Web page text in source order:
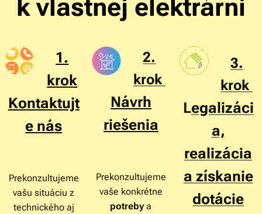
k vlastnej elektrárni
1.
krok
Kontaktujt
e nás
Prekonzultujeme
vašu situáciu z
technického aj
2.
krok
Návrh
riešenia
Prekonzultujeme
vaše konkrétne
potrebya
3.
krok
Legalizáci
a,
realizácia
a získanie
dotácie